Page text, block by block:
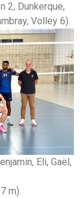
2, Dunkerque,
Volley 6).
Eli, Gaël,
m).